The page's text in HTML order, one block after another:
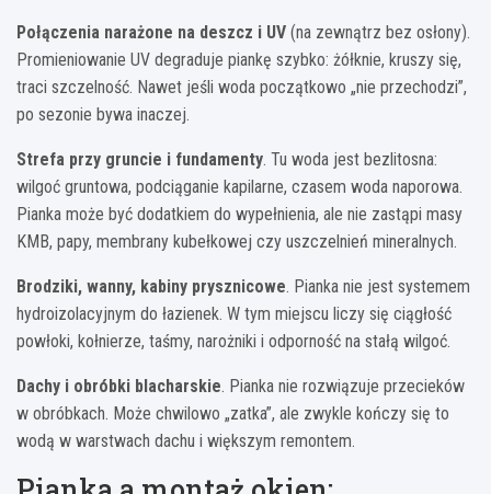
Połączenia narażone na deszcz i UV (na zewnątrz bez osłony).
Promieniowanie UV degraduje piankę szybko: żółknie, kruszy się,
traci szczelność. Nawet jeśli woda początkowo „nie przechodzi”,
po sezonie bywa inaczej.
Strefa przy gruncie i fundamenty. Tu woda jest bezlitosna:
wilgoć gruntowa, podciąganie kapilarne, czasem woda naporowa.
Pianka może być dodatkiem do wypełnienia, ale nie zastąpi masy
KMB, papy, membrany kubełkowej czy uszczelnień mineralnych.
Brodziki, wanny, kabiny prysznicowe. Pianka nie jest systemem
hydroizolacyjnym do łazienek. W tym miejscu liczy się ciągłość
powłoki, kołnierze, taśmy, narożniki i odporność na stałą wilgoć.
Dachy i obróbki blacharskie. Pianka nie rozwiązuje przecieków
w obróbkach. Może chwilowo „zatka”, ale zwykle kończy się to
wodą w warstwach dachu i większym remontem.